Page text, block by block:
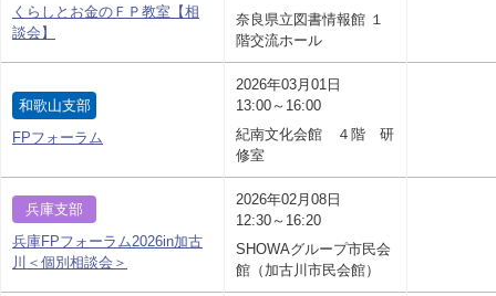
くらしとお金のＦＰ教室【相
談会】
奈良県立図書情報館 １
階交流ホール
和歌山支部
FPフォーラム
2026年03月01日
13:00～16:00
紀南文化会館 ４階 研
修室
兵庫支部
兵庫FPフォーラム2026in加古
川＜個別相談会＞
2026年02月08日
12:30～16:20
SHOWAグループ市民会
館（加古川市民会館）